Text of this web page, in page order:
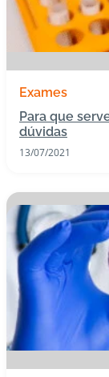
Exames
Para que
dúvidas
13/07/2021